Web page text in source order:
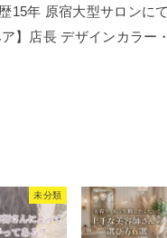
15年 原宿大型サロンに
】店長 デザインカラー
未分類